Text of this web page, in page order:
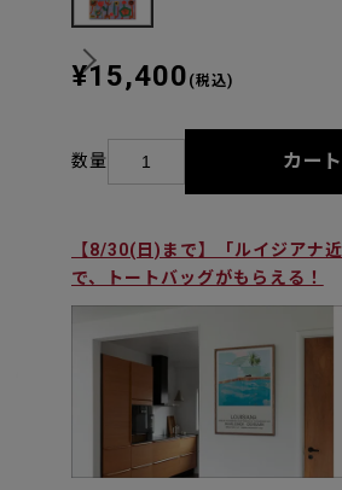
¥15,400 (税込)
数量 カー
【8/30(日)まで】「ルイジアナ
で、トートバッグがもらえる！